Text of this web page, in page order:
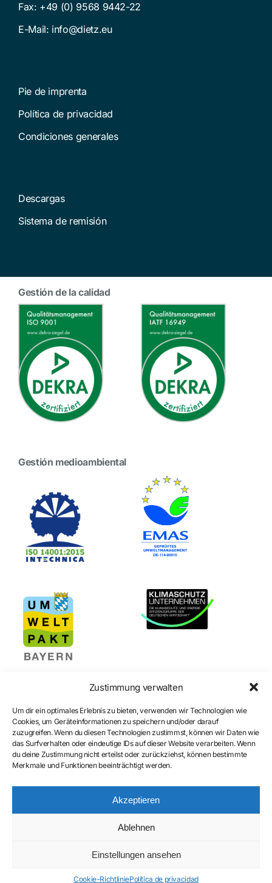
Zustimmung verwalten
Um dir ein optimales Erlebnis zu bieten, verwenden wir Technologien wie
Cookies, um Geräteinformationen zu speichern und/oder darauf
zuzugreifen. Wenn du diesen Technologien zustimmst, können wir Daten wie
das Surfverhalten oder eindeutige IDs auf dieser Website verarbeiten. Wenn
du deine Zustimmung nicht erteilst oder zurückziehst, können bestimmte
Merkmale und Funktionen beeinträchtigt werden.
Akzeptieren
Ablehnen
Einstellungen ansehen
Cookie-RichtliniePolítica de privacidad
Fax: +49 (0) 9568 9442-22
E-Mail: info@dietz.eu
Pie de imprenta
Política de privacidad
Condiciones generales
Descargas
Sistema de remisión
Gestión de la calidad
Gestión medioambiental
Certificación